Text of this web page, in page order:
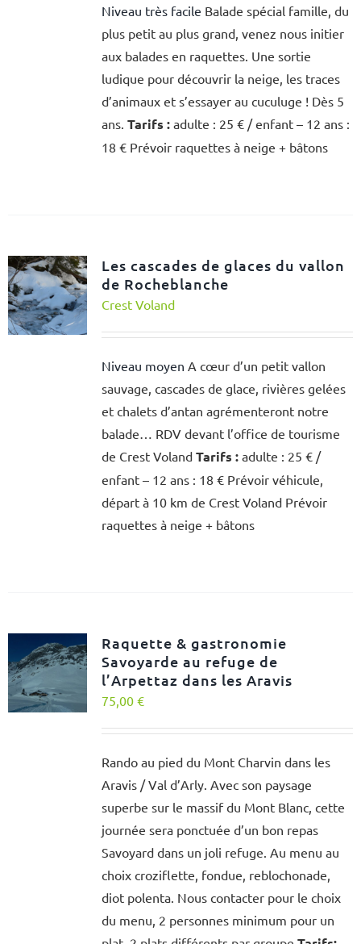
Niveau très facile Balade spécial famille, du
plus petit au plus grand, venez nous initier
aux balades en raquettes. Une sortie
ludique pour découvrir la neige, les traces
d’animaux et s’essayer au cuculuge ! Dès 5
ans. Tarifs :adulte : 25 € / enfant – 12 ans :
18 € Prévoir raquettes à neige + bâtons
Les cascades de glaces du vallon
de Rocheblanche
Crest Voland
Niveau moyen A cœur d’un petit vallon
sauvage, cascades de glace, rivières gelées
et chalets d’antan agrémenteront notre
balade… RDV devant l’office de tourisme
de Crest Voland Tarifs :adulte : 25 € /
enfant – 12 ans : 18 € Prévoir véhicule,
départ à 10 km de Crest Voland Prévoir
raquettes à neige + bâtons
Raquette & gastronomie
Savoyarde au refuge de
l’Arpettaz dans les Aravis
75,00 €
Rando au pied du Mont Charvin dans les
Aravis / Val d’Arly. Avec son paysage
superbe sur le massif du Mont Blanc, cette
journée sera ponctuée d’un bon repas
Savoyard dans un joli refuge. Au menu au
choix croziflette, fondue, reblochonade,
diot polenta. Nous contacter pour le choix
du menu, 2 personnes minimum pour un